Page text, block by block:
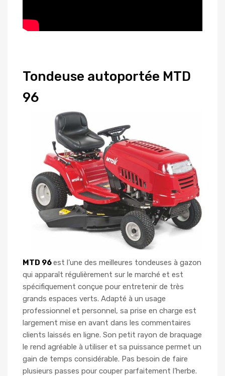
Tondeuse autoportée MTD
96
MTD 96est l’une des meilleures tondeuses à gazon
qui apparaît régulièrement sur le marché et est
spécifiquement conçue pour entretenir de très
grands espaces verts. Adapté à un usage
professionnel et personnel, sa prise en charge est
largement mise en avant dans les commentaires
clients laissés en ligne. Son petit rayon de braquage
le rend agréable à utiliser et sa puissance permet un
gain de temps considérable. Pas besoin de faire
plusieurs passes pour couper parfaitement l’herbe.